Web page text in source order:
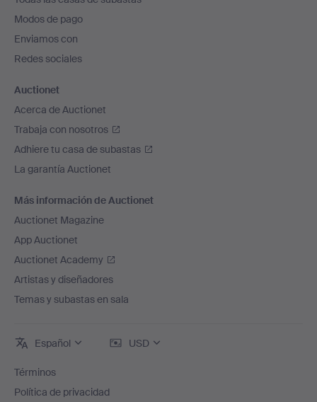
pie
de
página
Modos de pago
Enviamos con
Redes sociales
Auctionet
Acerca de Auctionet
Trabaja con nosotros
Adhiere tu casa de subastas
La garantía Auctionet
Más información de Auctionet
Auctionet Magazine
App Auctionet
Auctionet Academy
Artistas y diseñadores
Temas y subastas en sala
Español USD
Términos
Política de privacidad